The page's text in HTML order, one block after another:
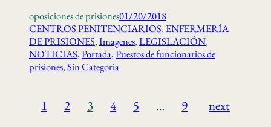
oposiciones de prisiones01/20/2018
CENTROS PENITENCIARIOS, ENFERMERÍA
DE PRISIONES, Imagenes, LEGISLACIÓN
NOTICIAS, Portada, Puestos de funcionarios de
prisiones, Sin Categoria
1 2 3 4 5 … 9 next